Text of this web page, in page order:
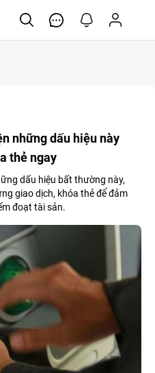
những dấu hiệu này
thẻ ngay
dấu hiệu bất thường này,
giao dịch, khóa thẻ để đảm
đoạt tài sản.